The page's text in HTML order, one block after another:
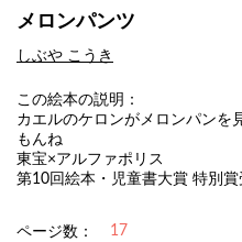
メロンパンツ
しぶや こうき
この絵本の説明：
カエルのケロンがメロンパンを
もんね
東宝×アルファポリス
第10回絵本・児童書大賞 特別賞
ページ数： 17